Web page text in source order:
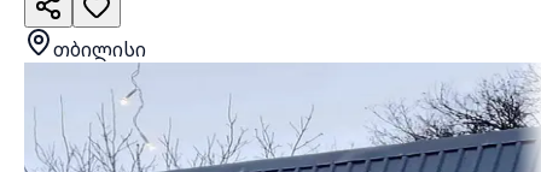
თბილისი